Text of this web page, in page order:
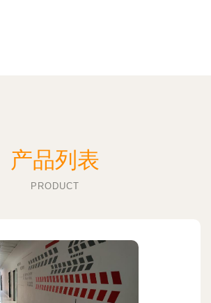
产品列表
PRODUCT